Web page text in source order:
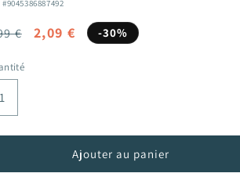
#9045386887492
€
Prix
2,09 € -30%
Ajouter au panier